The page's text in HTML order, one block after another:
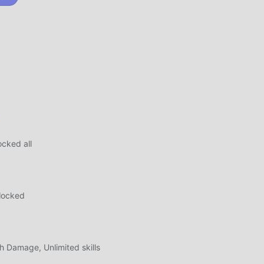
all
Damage, Unlimited skills